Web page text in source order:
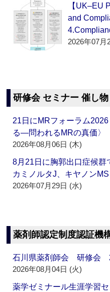
【UK–EU
and
2026年07月
研修会 セミナー 催し物
21日にMRフォーラム
る―問われるMRの真価
2026年08月06日 (木)
8月21日に胸郭出口症候
カミノルタJ、キヤノンMS
2026年07月29日 (水)
薬剤師認定制度認証機
石川県薬剤師会 研修会
2026年08月04日 (火)
薬学ゼミナール生涯学習